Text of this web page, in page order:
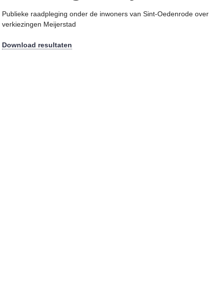
Publieke raadpleging onder de inwoners van Sint-Oedenrode over
verkiezingen Meijerstad
Download resultaten